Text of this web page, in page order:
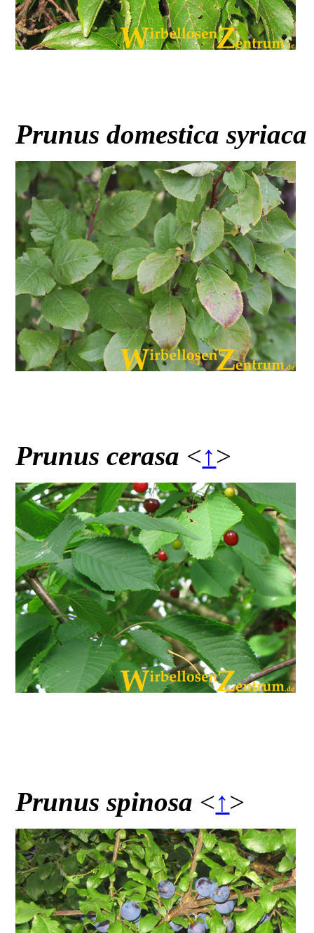
Prunus domestica syriaca
Prunus cerasa <↑>
Prunus spinosa <↑>